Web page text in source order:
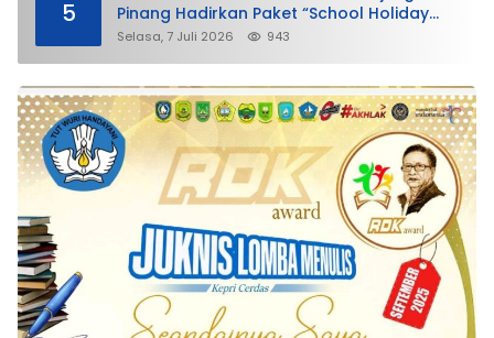
5
Pinang Hadirkan Paket “School Holiday
Getaway”
Selasa, 7 Juli 2026 943